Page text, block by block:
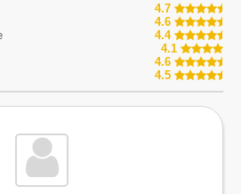
4.7
4.6
4.4
4.1
4.6
4.5